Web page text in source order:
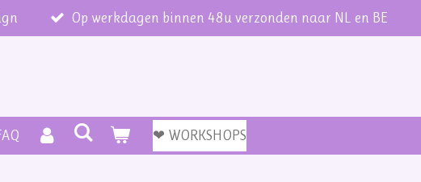
Op werkdagen binnen 48u verzonden naar NL en BE
❤ WORKSHOPS